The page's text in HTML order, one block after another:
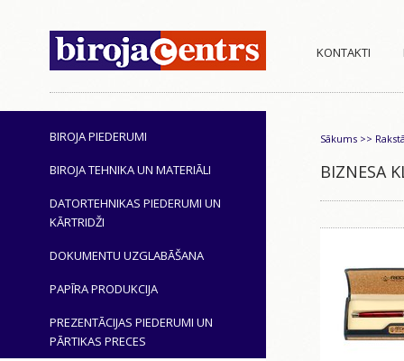
KONTAKTI
BIROJA PIEDERUMI
BIROJA TEHNIKA UN MATERIĀLI
DATORTEHNIKAS PIEDERUMI UN
KĀRTRIDŽI
DOKUMENTU UZGLABĀŠANA
PAPĪRA PRODUKCIJA
PREZENTĀCIJAS PIEDERUMI UN
PĀRTIKAS PRECES
Sākums >>
BIZNESA